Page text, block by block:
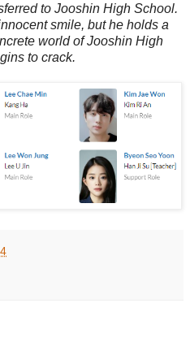
to Jooshin High School.
smile, but he holds a
world of Jooshin High
to crack.